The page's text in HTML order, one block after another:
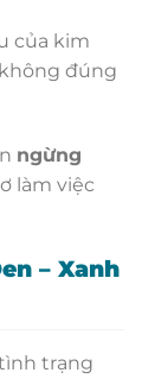
của kim
đúng
ngừng
làm việc
– Xanh
trạng